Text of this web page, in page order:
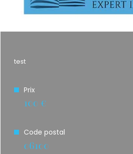
test
Prix
100 €
Code postal
06100